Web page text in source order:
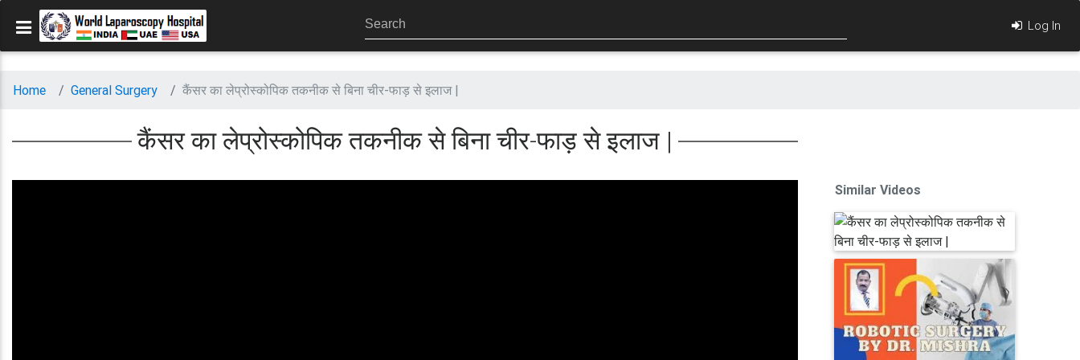
Log In
Home General Surgery कैंसर का लेप्रोस्कोपिक तकनीक से बिना चीर-फाड़ से इलाज |
कैंसर का लेप्रोस्कोपिक तकनीक से बिना चीर-फाड़ से इलाज |
Similar Videos